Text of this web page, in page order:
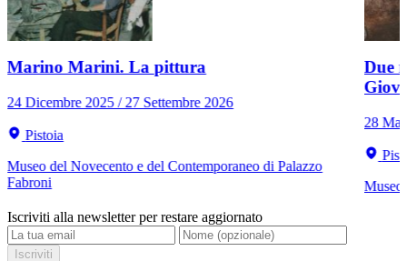
Marino Marini. La pittura
24 Dicembre 2025 / 27 Settembre 2026
Pistoia
Museo del Novecento e del Contemporaneo di Palazzo
Fabroni
Due
28
Museo
Iscriviti alla newsletter per restare aggiornato
Iscriviti